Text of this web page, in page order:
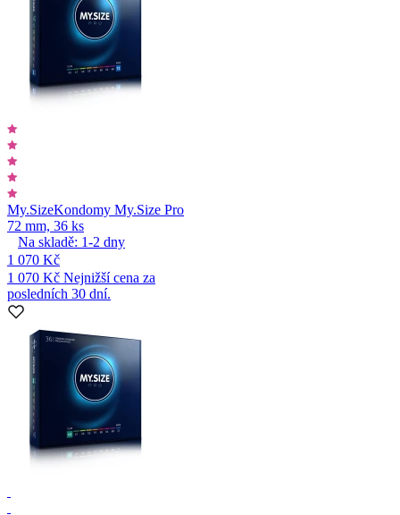
My.SizeKondomy My.Size Pro
72 mm, 36 ks
Na skladě: 1-2 dny
1 070 Kč
1 070 Kč Nejnižší cena za
posledních 30 dní.